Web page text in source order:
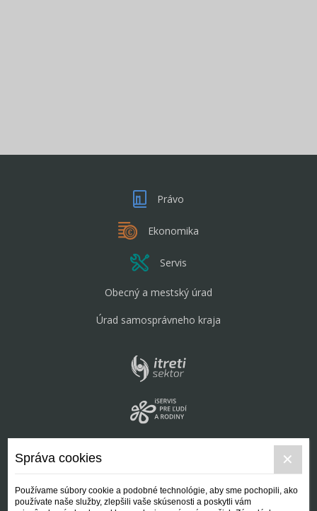
Právo
Ekonomika
Servis
Obecný a mestský úrad
Úrad samosprávneho kraja
Správa cookies
Používame súbory cookie a podobné technológie, aby sme pochopili, ako
používate naše služby, zlepšili vaše skúsenosti a poskytli vám